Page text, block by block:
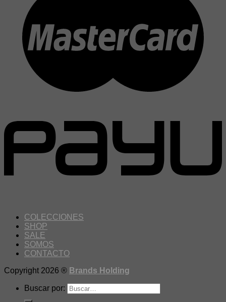
COLECCIONES
SHOP
SALE
SOMOS
CONTACTO
Copyright 2026 ® Brands Holding
Buscar por: